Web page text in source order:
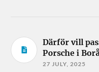
Därför vill
Porsche i
27 JULY, 2025